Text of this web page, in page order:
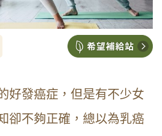
好發癌症，但是有不少女
卻不夠正確，總以為乳癌